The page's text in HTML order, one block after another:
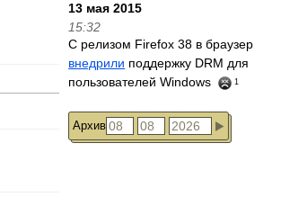
13 мая 2015
15:32
С релизом Firefox 38 в браузер
внедрили поддержку DRM для
пользователей Windows
1
Архив